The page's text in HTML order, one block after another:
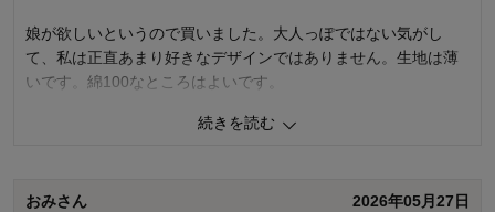
娘が欲しいというので買いました。大人っぽではない気がし
て、私は正直あまり好きなデザインではありません。生地は薄
いです。綿100なところはよいです。
人が参考になりました
お子さまのお気に入り度
続きを読む
おみさん 2026年05月27日